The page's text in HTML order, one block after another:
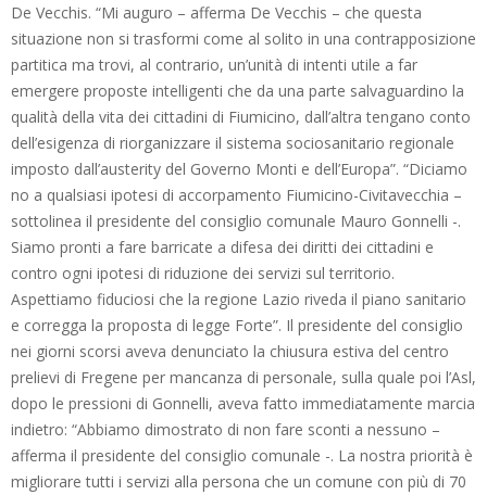
De Vecchis. “Mi auguro – afferma De Vecchis – che questa
situazione non si trasformi come al solito in una contrapposizione
partitica ma trovi, al contrario, un’unità di intenti utile a far
emergere proposte intelligenti che da una parte salvaguardino la
qualità della vita dei cittadini di Fiumicino, dall’altra tengano conto
dell’esigenza di riorganizzare il sistema sociosanitario regionale
imposto dall’austerity del Governo Monti e dell’Europa”. “Diciamo
no a qualsiasi ipotesi di accorpamento Fiumicino-Civitavecchia –
sottolinea il presidente del consiglio comunale Mauro Gonnelli -.
Siamo pronti a fare barricate a difesa dei diritti dei cittadini e
contro ogni ipotesi di riduzione dei servizi sul territorio.
Aspettiamo fiduciosi che la regione Lazio riveda il piano sanitario
e corregga la proposta di legge Forte”. Il presidente del consiglio
nei giorni scorsi aveva denunciato la chiusura estiva del centro
prelievi di Fregene per mancanza di personale, sulla quale poi l’Asl,
dopo le pressioni di Gonnelli, aveva fatto immediatamente marcia
indietro: “Abbiamo dimostrato di non fare sconti a nessuno –
afferma il presidente del consiglio comunale -. La nostra priorità è
migliorare tutti i servizi alla persona che un comune con più di 70